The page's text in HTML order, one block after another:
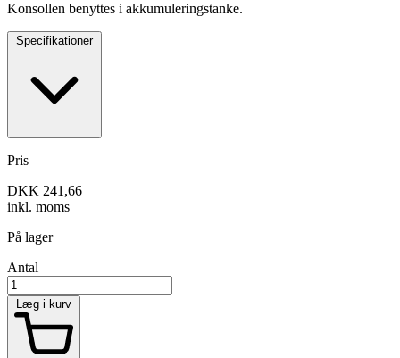
Konsollen benyttes i akkumuleringstanke.
Specifikationer
Pris
DKK 241,66
inkl. moms
På lager
Antal
Læg i kurv